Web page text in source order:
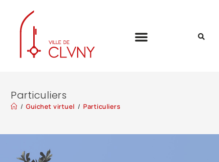
Particuliers
/ Guichet virtuel / Particuliers